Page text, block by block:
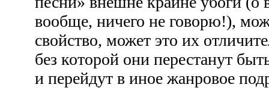
вообще, ничего не говорю!),
свойство, может это их
без которой они перестанут
и перейдут в иное жанровое